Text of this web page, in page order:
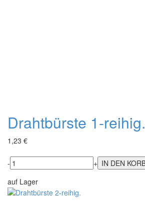
Drahtbürste 1-reihig.
1,23 €
-
+
auf Lager